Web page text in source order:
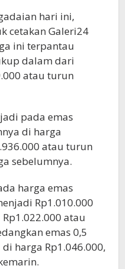
hari ini,
cetakan Galeri24
ini terpantau
dalam dari
atau turun
pada emas
di harga
atau turun
sebelumnya.
harga emas
Rp1.010.000
atau
emas 0,5
harga Rp1.046.000,